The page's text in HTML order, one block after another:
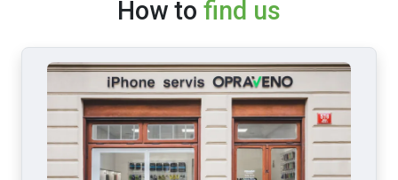
How to find us